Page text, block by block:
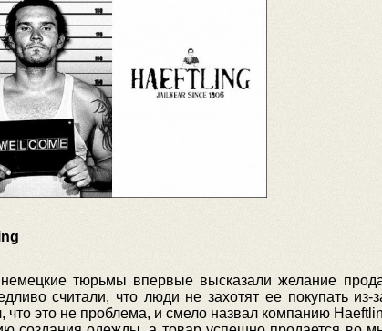
немецкие тюрьмы впервые высказали желание
считали, что люди не захотят ее покупать
что это не проблема, и смело назвал компанию